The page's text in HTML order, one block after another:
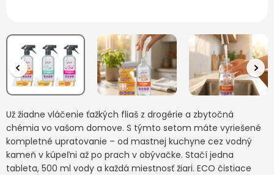
Už žiadne vláčenie ťažkých fliaš z drogérie a zbytočná
chémia vo vašom domove. S týmto setom máte vyriešené
kompletné upratovanie – od mastnej kuchyne cez vodný
kameň v kúpeľni až po prach v obývačke. Stačí jedna
tableta, 500 ml vody a každá miestnosť žiari. ECO čistiace